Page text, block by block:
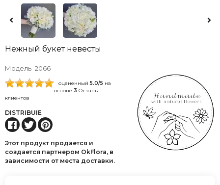
Нежный букет невесты
Модель 2066
оцененный 5.0/5 на
основе 3 Отзывы
клиентов
DISTRIBUIE
Этот продукт продается и
создается партнером OkFlora, в
зависимости от места доставки.